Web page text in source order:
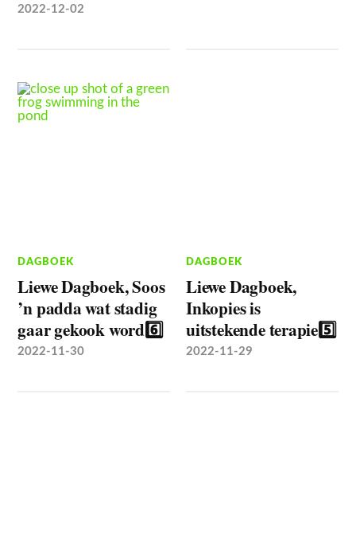
2022-12-02
DAGBOEK
Liewe Dagboek, Soos
’n padda wat stadig
gaar gekook word6️⃣
2022-11-30
DAGBOEK
Liewe Dagboek,
Inkopies is
uitstekende terapie5️⃣
2022-11-29